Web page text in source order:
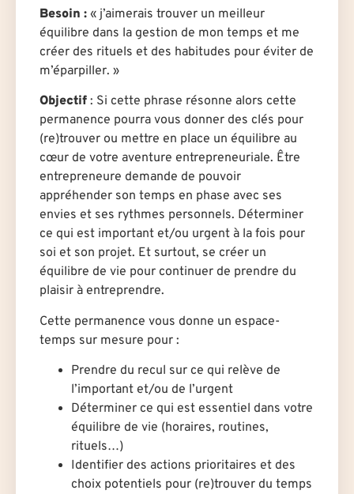
Besoin : « j’aimerais trouver un meilleur
équilibre dans la gestion de mon temps et me
créer des rituels et des habitudes pour éviter de
m’éparpiller. »
Objectif : Si cette phrase résonne alors cette
permanence pourra vous donner des clés pour
(re)trouver ou mettre en place un équilibre au
cœur de votre aventure entrepreneuriale. Être
entrepreneure demande de pouvoir
appréhender son temps en phase avec ses
envies et ses rythmes personnels. Déterminer
ce qui est important et/ou urgent à la fois pour
soi et son projet. Et surtout, se créer un
équilibre de vie pour continuer de prendre du
plaisir à entreprendre.
Cette permanence vous donne un espace-
temps sur mesure pour :
Prendre du recul sur ce qui relève de
l’important et/ou de l’urgent
Déterminer ce qui est essentiel dans votre
équilibre de vie (horaires, routines,
rituels…)
Identifier des actions prioritaires et des
choix potentiels pour (re)trouver du temps